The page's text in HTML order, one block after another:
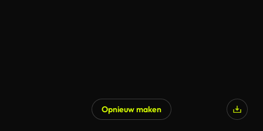
Opnieuw maken